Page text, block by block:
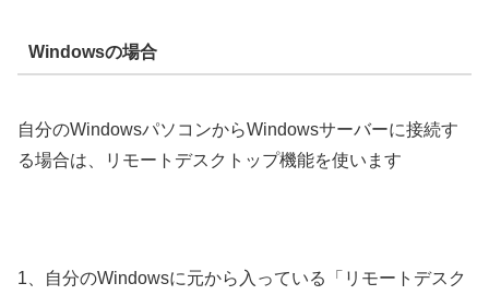
Windowsの場合
自分のWindowsパソコンからWindowsサーバーに接続す
る場合は、リモートデスクトップ機能を使います
1、自分のWindowsに元から入っている「リモートデスク